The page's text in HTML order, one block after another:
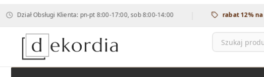
Klienta: pn-pt 8:00-17:00, sob 8:00-14:00 | rabat 12% na